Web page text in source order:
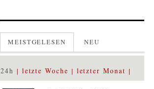
MEISTGELESEN NEU
24h letzte Woche letzter Monat